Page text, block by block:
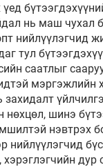
үед
нь маш чухал
нийлүүлэгчид
тул
саатлыг
мэргэжлийн
захидалт
нөхцөл, шинэ
нэвтрэх
нийлүүлэгчид
хэрэглэгчийн дур